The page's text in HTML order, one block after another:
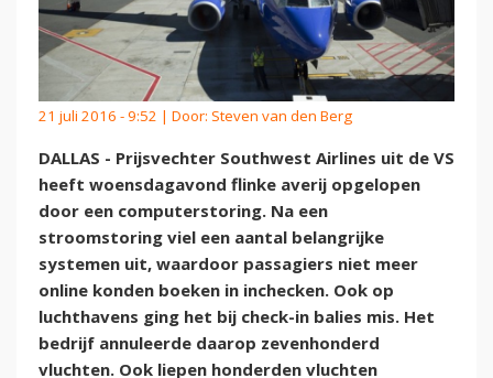
21 juli 2016 - 9:52 | Door: Steven van den Berg
DALLAS - Prijsvechter Southwest Airlines uit de VS
heeft woensdagavond flinke averij opgelopen
door een computerstoring. Na een
stroomstoring viel een aantal belangrijke
systemen uit, waardoor passagiers niet meer
online konden boeken in inchecken. Ook op
luchthavens ging het bij check-in balies mis. Het
bedrijf annuleerde daarop zevenhonderd
vluchten. Ook liepen honderden vluchten